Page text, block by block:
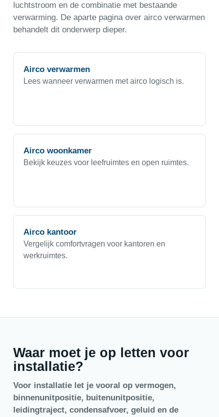
luchtstroom en de combinatie met bestaande
verwarming. De aparte pagina over airco verwarmen
behandelt dit onderwerp dieper.
Airco verwarmen
Lees wanneer verwarmen met airco logisch is.
Airco woonkamer
Bekijk keuzes voor leefruimtes en open ruimtes.
Airco kantoor
Vergelijk comfortvragen voor kantoren en
werkruimtes.
Waar moet je op letten voor
installatie?
Voor installatie let je vooral op vermogen,
binnenunitpositie, buitenunitpositie,
leidingtraject, condensafvoer, geluid en de